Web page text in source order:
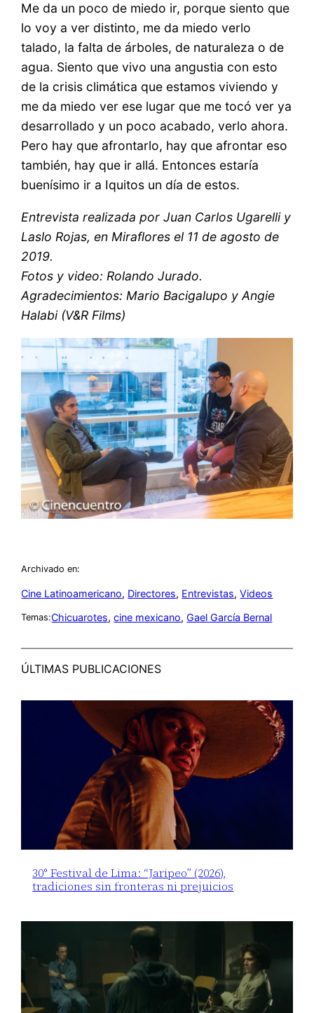
Me da un poco de miedo ir, porque siento que
lo voy a ver distinto, me da miedo verlo
talado, la falta de árboles, de naturaleza o de
agua. Siento que vivo una angustia con esto
de la crisis climática que estamos viviendo y
me da miedo ver ese lugar que me tocó ver ya
desarrollado y un poco acabado, verlo ahora.
Pero hay que afrontarlo, hay que afrontar eso
también, hay que ir allá. Entonces estaría
buenísimo ir a Iquitos un día de estos.
Entrevista realizada por Juan Carlos Ugarelli y
Laslo Rojas, en Miraflores el 11 de agosto de
2019.
Fotos y video: Rolando Jurado.
Agradecimientos: Mario Bacigalupo y Angie
Halabi (V&R Films)
Archivado en:
Cine Latinoamericano, Directores, Entrevistas, Videos
Temas:Chicuarotes, cine mexicano, Gael García Bernal
ÚLTIMAS PUBLICACIONES
30° Festival de Lima: “Jaripeo” (2026),
tradiciones sin fronteras ni prejuicios